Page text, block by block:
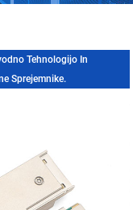
Tehnologijo In
Sprejemnike.